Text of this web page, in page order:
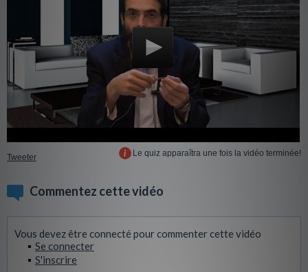
Tweeter Le quiz apparaîtra une fois la vidéo terminée!
Commentez cette vidéo
Vous devez être connecté pour commenter cette vidéo
Se connecter
S'inscrire